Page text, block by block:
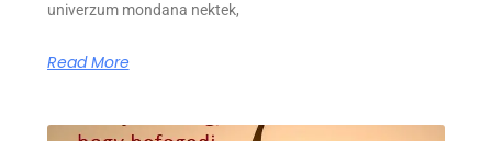
univerzum mondana nektek,
Read More